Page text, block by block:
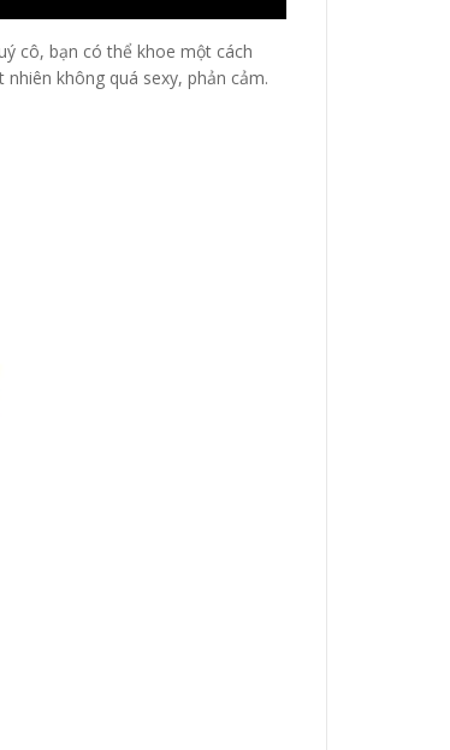
cô, bạn có thể khoe một cách
không quá sexy, phản cảm.